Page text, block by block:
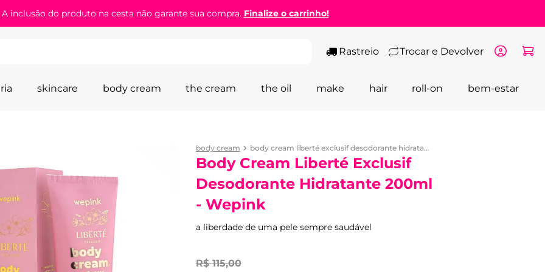
inclusão do produto na cesta não garante sua compra. Finalize o carrinho!
Rastreio Trocar e Devolver
skincare body cream the cream the oil make hair roll-on bem-estar
body cream body cream liberté exclusif desodorante hidratante 200ml - wepink
Body Cream Liberté Exclusif
Desodorante Hidratante 200ml
- Wepink
a liberdade de uma pele sempre saudável
R$ 115,00